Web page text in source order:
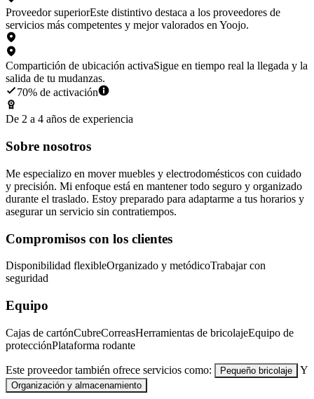
Proveedor superiorEste distintivo destaca a los proveedores de
servicios más competentes y mejor valorados en Yoojo.
Compartición de ubicación activaSigue en tiempo real la llegada y la
salida de tu mudanzas.
70% de activación
De 2 a 4 años de experiencia
Sobre nosotros
Me especializo en mover muebles y electrodomésticos con cuidado
y precisión. Mi enfoque está en mantener todo seguro y organizado
durante el traslado. Estoy preparado para adaptarme a tus horarios y
asegurar un servicio sin contratiempos.
Compromisos con los clientes
Disponibilidad flexibleOrganizado y metódicoTrabajar con
seguridad
Equipo
Cajas de cartónCubreCorreasHerramientas de bricolajeEquipo de
protecciónPlataforma rodante
Este proveedor también ofrece servicios como: Pequeño bricolaje Y
Organización y almacenamiento